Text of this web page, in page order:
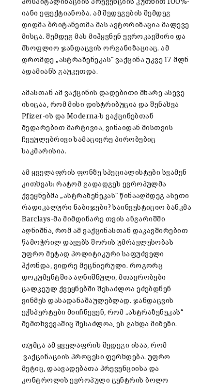
ჰოსპიტალიზაციის პრევენციის კუთხით 100%-
იანი ეფექტიანობა. ამ შედეგების შემდეგ
დიდმა ბრიტანეთმა მას ავტორიზაცია მალევე
მისცა. შემდეგ მას მიჰყვნენ ევროკავშირი და
მსოფლიო ჯანდაცვის ორგანიზაციაც. ამ
დრომდე „ასტრაზენეკას“ ვაქცინა უკვე 17 მლნ
ადამიანს გაუკეთდა.
ამასთან ამ ვაქცინის დადებითი მხარე ასევე
ისიცაა, რომ მისი დისტრიბუცია და შენახვა
Pfizer-ის და Moderna-ს ვაქცინებთან
შედარებით მარტივია, ვინაიდან მისთვის
ჩვეულებრივი სამაცივრე პირობებიც
საკმარისია.
ამ ყველაფრის ფონზე სპეციალისტები სვამენ
კითხვას: რატომ გადადგეს ევროპულმა
ქვეყნებმა „ასტრაზენეკას“ წინააღმდეგ ასეთი
რადიკალური ნაბიჯები? საინვესტიციო ბანკმა
Barclays-მა მიმდინარე თვის ანგარიშში
აღნიშნა, რომ ამ ვაქცინასთან დაკავშირებით
წამოჭრილ დავებს შორის უმრავლესობას
უფრო მეტად პოლიტიკური საფუძველი
ჰქონდა, ვიდრე მეცნიერული. როგორც
დოკუმენტშია აღნიშნული, მთავრობები
ცალკეულ ქვეყნებში შესაძლოა ეძებდნენ
ვინმეს დასადანაშაულებლად. ჯანდაცვის
ექსპერტები მიიჩნევენ, რომ „ასტრაზენეკას“
შემთხვევაშიც შესაძლოა, ეს გახდა მიზეზი.
თუმცა ამ ყველაფრის შედეგი ისაა, რომ
ვაქცინაციის პროცესი ფერხდება. უფრო
მეტიც, დაავადებათა პრევენციისა და
კონტროლის ევროპული ცენტრის ბოლო